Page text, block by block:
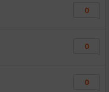
0
0
0